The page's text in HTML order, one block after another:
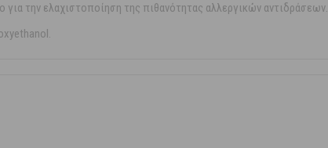
για την ελαχιστοποίηση της πιθανότητας αλλεργικών αντιδράσεων.